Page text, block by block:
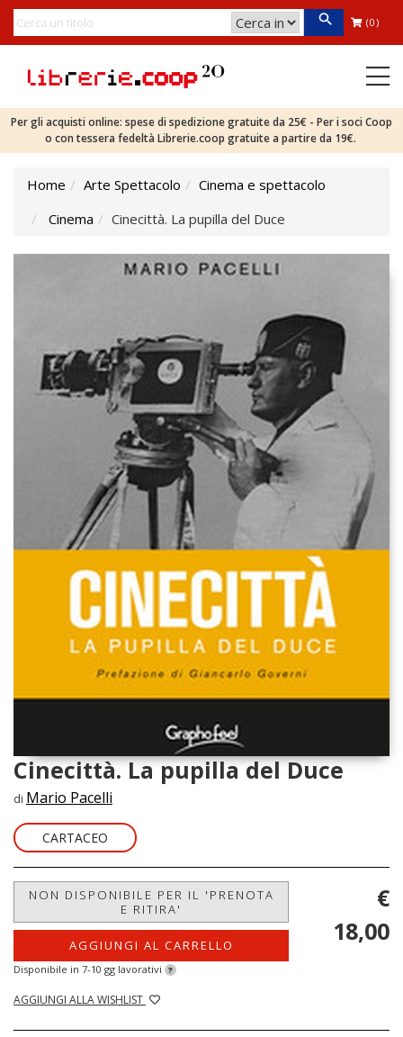
(0)
Per gli acquisti online: spese di spedizione gratuite da 25€ - Per i soci Coop
o con tessera fedeltà Librerie.coop gratuite a partire da 19€.
Home Arte Spettacolo
Cinema e spettacolo
Cinema
Cinecittà. La pupilla del Duce
Cinecittà. La pupilla del Duce
di Mario Pacelli
CARTACEO
NON DISPONIBILE PER IL 'PRENOTA
E RITIRA'
AGGIUNGI AL CARRELLO
Disponibile in 7-10 gg lavorativi ?
AGGIUNGI ALLA WISHLIST
€
18,00